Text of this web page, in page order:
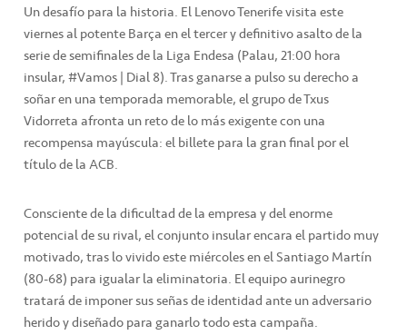
Un desafío para la historia. El Lenovo Tenerife visita este
viernes al potente Barça en el tercer y definitivo asalto de la
serie de semifinales de la Liga Endesa (Palau, 21:00 hora
insular, #Vamos | Dial 8). Tras ganarse a pulso su derecho a
soñar en una temporada memorable, el grupo de Txus
Vidorreta afronta un reto de lo más exigente con una
recompensa mayúscula: el billete para la gran final por el
título de la ACB.
Consciente de la dificultad de la empresa y del enorme
potencial de su rival, el conjunto insular encara el partido muy
motivado, tras lo vivido este miércoles en el Santiago Martín
(80-68) para igualar la eliminatoria. El equipo aurinegro
tratará de imponer sus señas de identidad ante un adversario
herido y diseñado para ganarlo todo esta campaña.